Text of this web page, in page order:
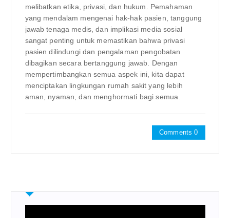
melibatkan etika, privasi, dan hukum. Pemahaman
yang mendalam mengenai hak-hak pasien, tanggung
jawab tenaga medis, dan implikasi media sosial
sangat penting untuk memastikan bahwa privasi
pasien dilindungi dan pengalaman pengobatan
dibagikan secara bertanggung jawab. Dengan
mempertimbangkan semua aspek ini, kita dapat
menciptakan lingkungan rumah sakit yang lebih
aman, nyaman, dan menghormati bagi semua.
Comments 0